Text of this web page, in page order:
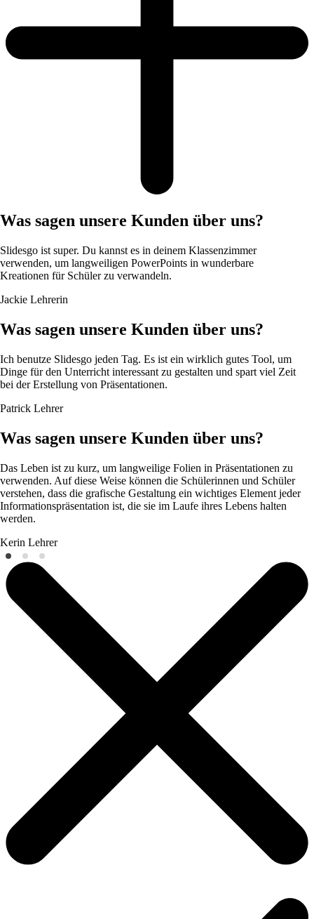
Was sagen unsere Kunden über uns?
Slidesgo ist super. Du kannst es in deinem Klassenzimmer
verwenden, um langweiligen PowerPoints in wunderbare
Kreationen für Schüler zu verwandeln.
Jackie Lehrerin
Was sagen unsere Kunden über uns?
Ich benutze Slidesgo jeden Tag. Es ist ein wirklich gutes Tool, um
Dinge für den Unterricht interessant zu gestalten und spart viel Zeit
bei der Erstellung von Präsentationen.
Patrick Lehrer
Was sagen unsere Kunden über uns?
Das Leben ist zu kurz, um langweilige Folien in Präsentationen zu
verwenden. Auf diese Weise können die Schülerinnen und Schüler
verstehen, dass die grafische Gestaltung ein wichtiges Element jeder
Informationspräsentation ist, die sie im Laufe ihres Lebens halten
werden.
Kerin Lehrer